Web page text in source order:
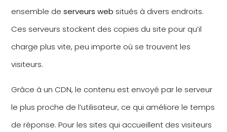
ensemble deserveurs web situés à divers endroits.
Ces serveurs stockent des copies du site pour qu’il
charge plus vite, peu importe où se trouvent les
visiteurs.
Grâce à un CDN, le contenu est envoyé par le serveur
le plus proche de l’utilisateur, ce qui améliore le temps
de réponse. Pour les sites qui accueillent des visiteurs